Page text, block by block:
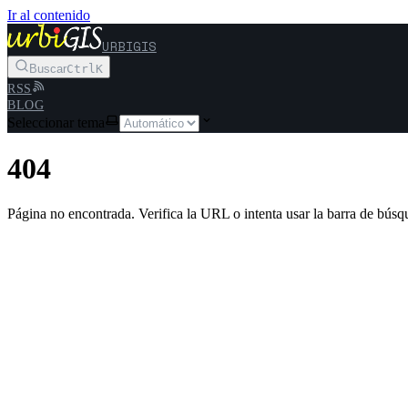
Ir al contenido
URBIGIS
BuscarCtrlK
RSS
BLOG
Seleccionar tema
404
Página no encontrada. Verifica la URL o intenta usar la barra de